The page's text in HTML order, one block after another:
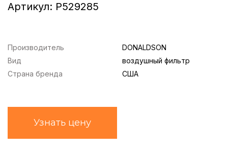
Артикул: P529285
Производитель
DONALDSON
Вид
воздушный фильтр
Страна бренда
США
Узнать цену